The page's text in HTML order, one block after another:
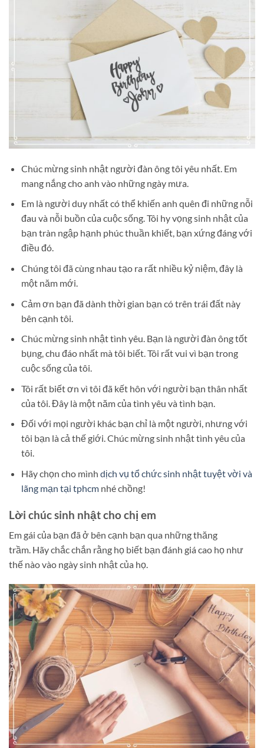
Chúc mừng sinh nhật người đàn ông tôi yêu nhất. Em
mang nắng cho anh vào những ngày mưa.
Em là người duy nhất có thể khiến anh quên đi những nỗi
đau và nỗi buồn của cuộc sống. Tôi hy vọng sinh nhật của
bạn tràn ngập hạnh phúc thuần khiết, bạn xứng đáng với
điều đó.
Chúng tôi đã cùng nhau tạo ra rất nhiều kỷ niệm, đây là
một năm mới.
Cảm ơn bạn đã dành thời gian bạn có trên trái đất này
bên cạnh tôi.
Chúc mừng sinh nhật tình yêu. Bạn là người đàn ông tốt
bụng, chu đáo nhất mà tôi biết. Tôi rất vui vì bạn trong
cuộc sống của tôi.
Tôi rất biết ơn vì tôi đã kết hôn với người bạn thân nhất
của tôi. Đây là một năm của tình yêu và tình bạn.
Đối với mọi người khác bạn chỉ là một người, nhưng với
tôi bạn là cả thế giới. Chúc mừng sinh nhật tình yêu của
tôi.
Hãy chọn cho mình dịch vụ tổ chức sinh nhật tuyệt vời và
lãng mạn tại tphcmnhé chồng!
Lời chúc sinh nhật cho chị em
Em gái của bạn đã ở bên cạnh bạn qua những thăng
trầm. Hãy chắc chắn rằng họ biết bạn đánh giá cao họ như
thế nào vào ngày sinh nhật của họ.